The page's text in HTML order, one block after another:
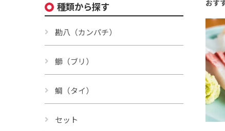
おす
種類から探す
勘八（カンパチ）
鰤（ブリ）
鯛（タイ）
セット